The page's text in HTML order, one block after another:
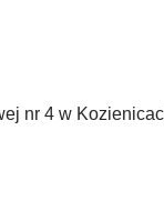
nr 4 w